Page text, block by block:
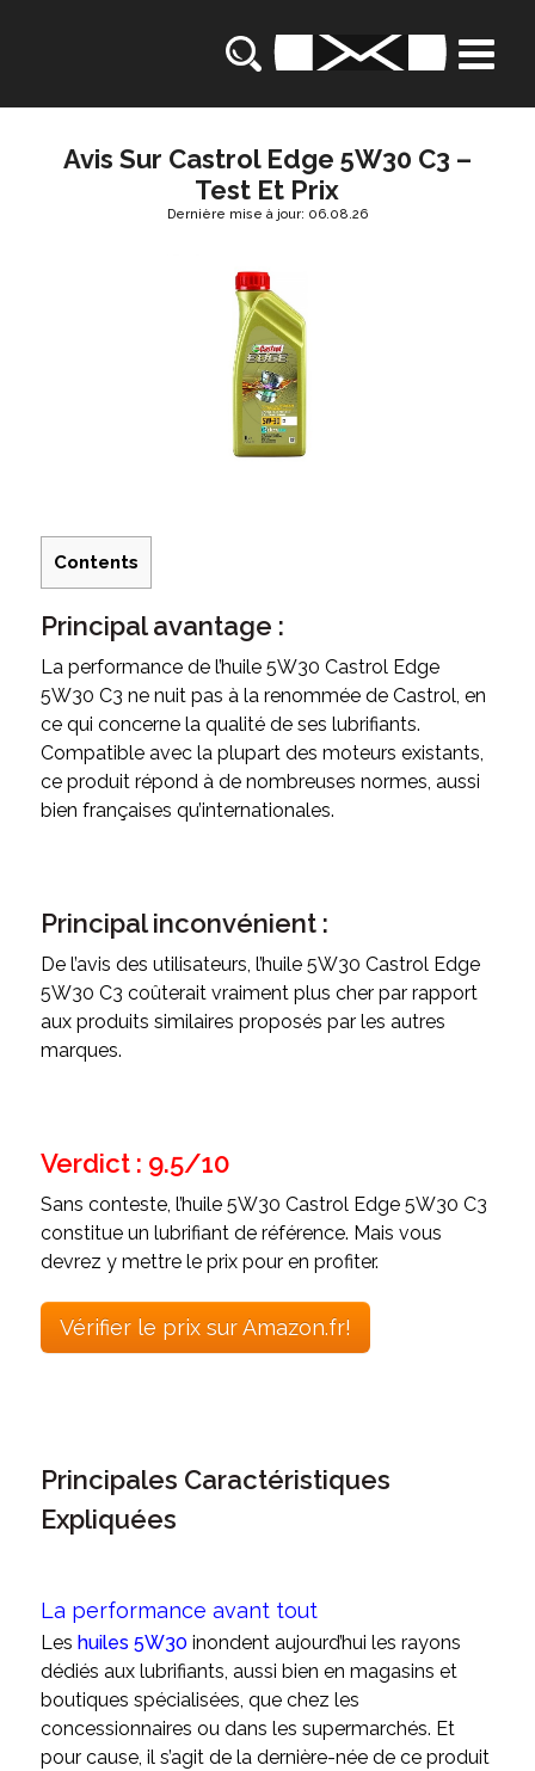
Avis Sur Castrol Edge 5W30 C3 –
Test Et Prix
Dernière mise à jour: 06.08.26
Contents
Principal avantage :
La performance de l’huile 5W30 Castrol Edge
5W30 C3 ne nuit pas à la renommée de Castrol, en
ce qui concerne la qualité de ses lubrifiants.
Compatible avec la plupart des moteurs existants,
ce produit répond à de nombreuses normes, aussi
bien françaises qu’internationales.
Principal inconvénient :
De l’avis des utilisateurs, l’huile 5W30 Castrol Edge
5W30 C3 coûterait vraiment plus cher par rapport
aux produits similaires proposés par les autres
marques.
Verdict : 9.5/10
Sans conteste, l’huile 5W30 Castrol Edge 5W30 C3
constitue un lubrifiant de référence. Mais vous
devrez y mettre le prix pour en profiter.
Vérifier le prix sur Amazon.fr!
Principales Caractéristiques
Expliquées
La performance avant tout
Les huiles 5W30 inondent aujourd’hui les rayons
dédiés aux lubrifiants, aussi bien en magasins et
boutiques spécialisées, que chez les
concessionnaires ou dans les supermarchés. Et
pour cause, il s’agit de la dernière-née de ce produit